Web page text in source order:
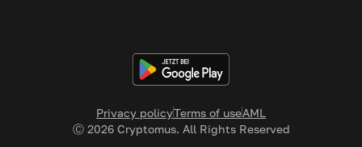
Privacy policyTerms of useAML
Ⓒ 2026Cryptomus. All Rights Reserved